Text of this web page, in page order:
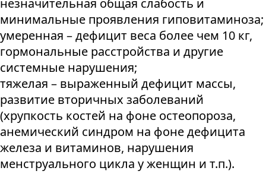
незначительная общая слабость и
минимальные проявления гиповитаминоза;
умеренная – дефицит веса более чем 10 кг,
гормональные расстройства и другие
системные нарушения;
тяжелая – выраженный дефицит массы,
развитие вторичных заболеваний
(хрупкость костей на фоне остеопороза,
анемический синдром на фоне дефицита
железа и витаминов, нарушения
менструального цикла у женщин и т.п.).